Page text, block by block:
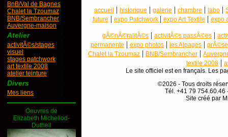
BnB/Val de Bagnes
Chalet la Tzoumaz
BNB/Sembrancher
Auvergne-maison
Atelier
activitÃ©s/stages
visuel
stages patchwork
art textile 2008
atelier teinture
Divers
Mes liens
Oeuvres de
Elizabeth Michellod-
Dutheil
accueil | historique | galerie | chambre | labo |
future | expo Patchwork | expo Art Textile | expo
gÃ©nÃ©ralitÃ©s | activitÃ©s passÃ©es |
permanente | expo photos | les Alpages |
Chalet la Tzoumaz | BNB/Sembrancher |
textile 2008 |
Le site officiel est en français. Les
©2026 - Tous droits
Tél. +41 79 754.60.46
Site créé par